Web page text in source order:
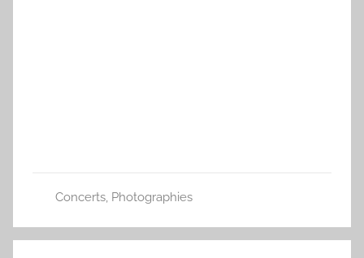
Concerts, Photographies